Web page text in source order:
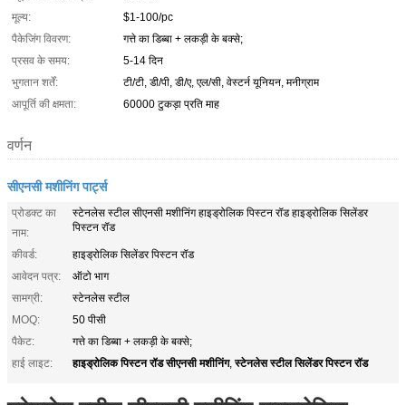
मूल्य:
$1-100/pc
पैकेजिंग विवरण:
गत्ते का डिब्बा + लकड़ी के बक्से;
प्रसव के समय:
5-14 दिन
भुगतान शर्तें:
टी/टी, डी/पी, डी/ए, एल/सी, वेस्टर्न यूनियन, मनीग्राम
आपूर्ति की क्षमता:
60000 टुकड़ा प्रति माह
वर्णन
सीएनसी मशीनिंग पार्ट्स
प्रोडक्ट का
नाम:
स्टेनलेस स्टील सीएनसी मशीनिंग हाइड्रोलिक पिस्टन रॉड हाइड्रोलिक सिलेंडर
पिस्टन रॉड
कीवर्ड:
हाइड्रोलिक सिलेंडर पिस्टन रॉड
आवेदन पत्र:
ऑटो भाग
सामग्री:
स्टेनलेस स्टील
MOQ:
50 पीसी
पैकेट:
गत्ते का डिब्बा + लकड़ी के बक्से;
हाई लाइट:
हाइड्रोलिक पिस्टन रॉड सीएनसी मशीनिंग,स्टेनलेस स्टील सिलेंडर पिस्टन रॉड